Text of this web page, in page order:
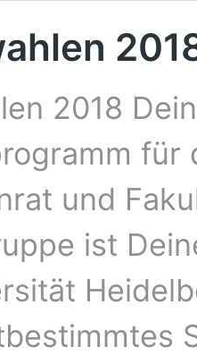
2018
für
und
ist